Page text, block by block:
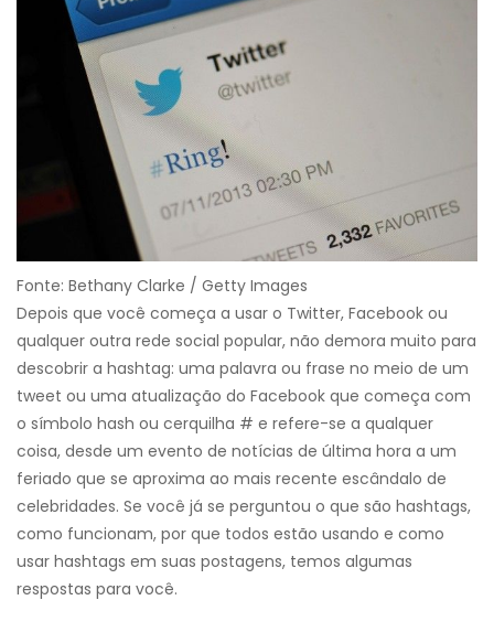
Fonte: Bethany Clarke / Getty Images
Depois que você começa a usar o Twitter, Facebook ou
qualquer outra rede social popular, não demora muito para
descobrir a hashtag: uma palavra ou frase no meio de um
tweet ou uma atualização do Facebook que começa com
o símbolo hash ou cerquilha # e refere-se a qualquer
coisa, desde um evento de notícias de última hora a um
feriado que se aproxima ao mais recente escândalo de
celebridades. Se você já se perguntou o que são hashtags,
como funcionam, por que todos estão usando e como
usar hashtags em suas postagens, temos algumas
respostas para você.